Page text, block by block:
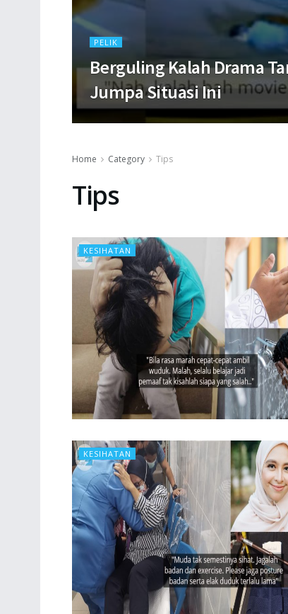
PELIK
Berguling Kalah Drama
Jumpa Situasi Ini
Home Category Tips
Tips
KESIHATAN
KESIHATAN